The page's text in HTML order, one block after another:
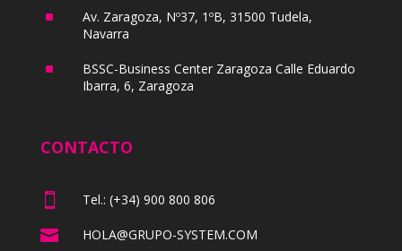
^
Av. Zaragoza, Nº37, 1ºB, 31500 Tudela,
Navarra
^
BSSC-Business Center Zaragoza Calle Eduardo
Ibarra, 6, Zaragoza
CONTACTO
 Tel.: (+34) 900 800 806
 HOLA@GRUPO-SYSTEM.COM